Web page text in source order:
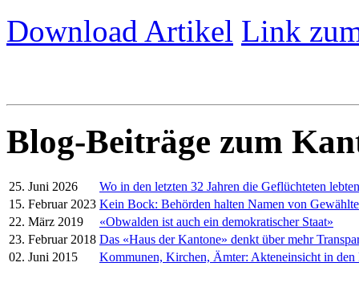
Download Artikel Link
Blog-Beiträge zum
25. Juni 2026
Wo in den letzten 32 Jahren die Geflüchteten lebten
15. Februar 2023 Kein Bock: Behörden halten Namen von
22. März 2019
«Obwalden ist auch ein demokratischer Staat»
23. Februar 2018 Das «Haus der Kantone» denkt über mehr
02. Juni 2015
Kommunen, Kirchen, Ämter: Akteneinsicht in den